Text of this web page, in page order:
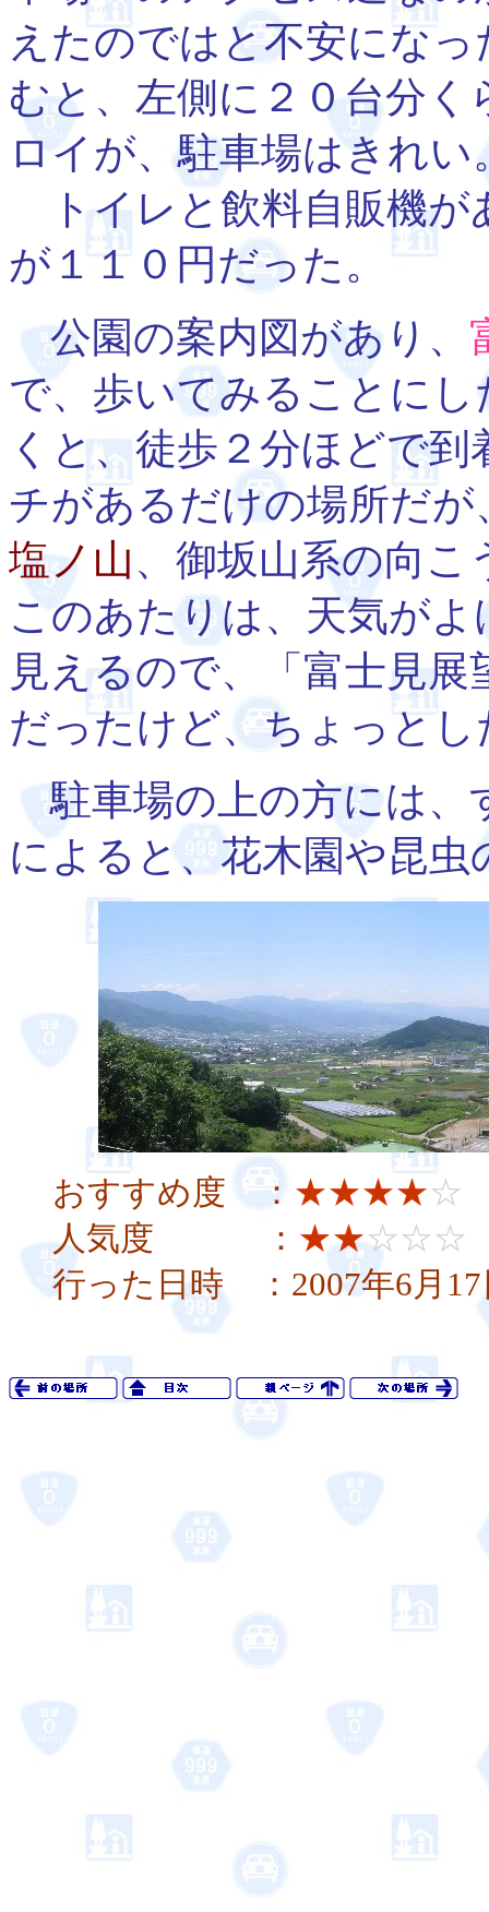
えたのではと不安にな
むと、左側に２０台分
ロイが、駐車場はきれい
トイレと飲料自販機が
が１１０円だった。
公園の案内図があり、
で、歩いてみることに
くと、徒歩２分ほどで
チがあるだけの場所だ
塩ノ山、御坂山系の向こ
このあたりは、天気がよ
見えるので、「富士見
だったけど、ちょっとし
駐車場の上の方には、
によると、花木園や昆
おすすめ度 ： ★★★★☆
人気度 ： ★★☆☆☆
行った日時 ：2007年6月17